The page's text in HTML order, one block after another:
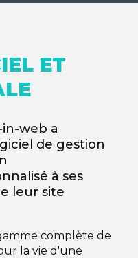
ET
in-web a
de gestion
à ses
leur site
complète de
la vie d'une